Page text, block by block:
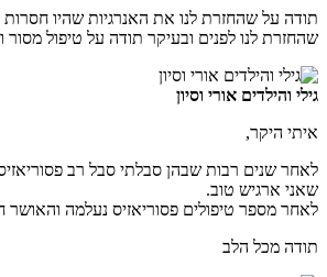
תודה על שהחזרת לנו את האנרגיות שהיו
שהחזרת לנו לפנים ובעיקר תודה על טיפול מסור
גילי והילדים אורי וסיון
איתי היקר,
לאחר שנים רבות שבהן סבלתי סבל רב
שאני ארגיש טוב.
לאחר מספר טיפולים פסוריאזיס נעלמה והאושר
תודה מכל הלב